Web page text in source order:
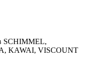
SCHIMMEL,
KAWAI, VISCOUNT